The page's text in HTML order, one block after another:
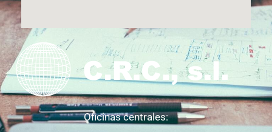
Oficinas centrales: